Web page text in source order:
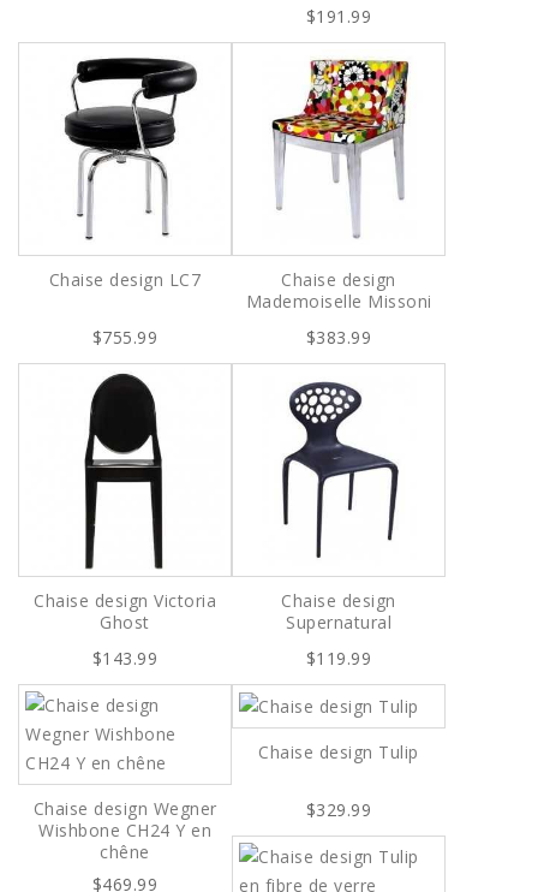
$191.99
Chaise design LC7
$755.99
Chaise design
Mademoiselle Missoni
$383.99
Chaise design Victoria
Ghost
$143.99
Chaise design
Supernatural
$119.99
Chaise design Wegner
Wishbone CH24 Y en
chêne
$469.99
Chaise design Tulip
$329.99